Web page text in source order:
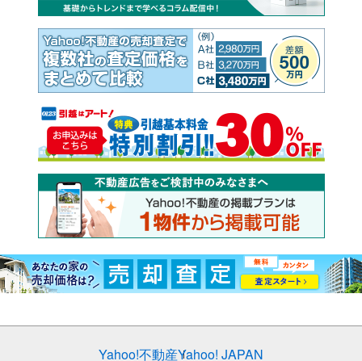
Yahoo!不動産Yahoo! JAPAN